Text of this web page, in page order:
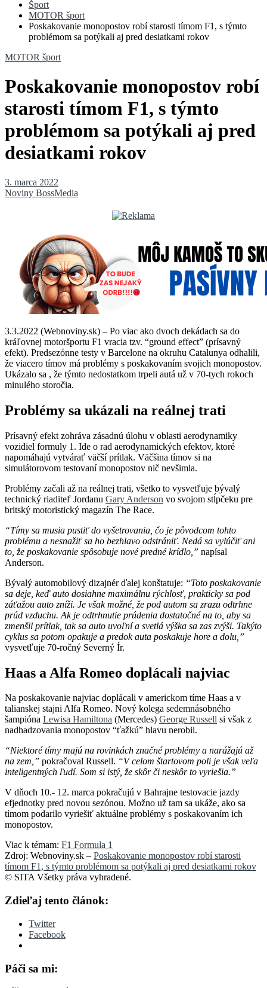
Šport
MOTOR šport
Poskakovanie monopostov robí starosti tímom F1, s týmto
problémom sa potýkali aj pred desiatkami rokov
MOTOR šport
Poskakovanie monopostov robí
starosti tímom F1, s týmto
problémom sa potýkali aj pred
desiatkami rokov
3. marca 2022
Noviny BossMedia
3.3.2022 (Webnoviny.sk) – Po viac ako dvoch dekádach sa do
kráľovnej motoršportu F1 vracia tzv. “ground effect” (prísavný
efekt). Predsezónne testy v Barcelone na okruhu Catalunya odhalili,
že viacero tímov má problémy s poskakovaním svojich monopostov.
Ukázalo sa , že týmto nedostatkom trpeli autá už v 70-tych rokoch
minulého storočia.
Problémy sa ukázali na reálnej trati
Prísavný efekt zohráva zásadnú úlohu v oblasti aerodynamiky
vozidiel formuly 1. Ide o rad aerodynamických efektov, ktoré
napomáhajú vytvárať väčší prítlak. Väčšina tímov si na
simulátorovom testovaní monopostov nič nevšimla.
Problémy začali až na reálnej trati, všetko to vysvetľuje bývalý
technický riaditeľ Jordanu Gary Anderson vo svojom stĺpčeku pre
britský motoristický magazín The Race.
“Tímy sa musia pustiť do vyšetrovania, čo je pôvodcom tohto
problému a nesnažiť sa ho bezhlavo odstrániť. Nedá sa vylúčiť ani
to, že poskakovanie spôsobuje nové predné krídlo,” napísal
Anderson.
Bývalý automobilový dizajnér ďalej konštatuje: “Toto poskakovanie
sa deje, keď auto dosiahne maximálnu rýchlosť, prakticky sa pod
záťažou auto zníži. Je však možné, že pod autom sa zrazu odtrhne
prúd vzduchu. Ak je odtrhnutie prúdenia dostatočné na to, aby sa
zmenšil prítlak, tak sa auto uvoľní a svetlá výška sa zas zvýši. Takýto
cyklus sa potom opakuje a predok auta poskakuje hore a dolu,”
vysvetľuje 70-ročný Severný Ír.
Haas a Alfa Romeo doplácali najviac
Na poskakovanie najviac doplácali v americkom tíme Haas a v
talianskej stajni Alfa Romeo. Nový kolega sedemnásobného
šampióna Lewisa Hamiltona (Mercedes) George Russell si však z
nadhadzovania monopostov “ťažkú” hlavu nerobil.
“Niektoré tímy majú na rovinkách značné problémy a narážajú až
na zem,” pokračoval Russell. “V celom štartovom poli je však veľa
inteligentných ľudí. Som si istý, že skôr či neskôr to vyriešia.”
V dňoch 10.- 12. marca pokračujú v Bahrajne testovacie jazdy
efjednotky pred novou sezónou. Možno už tam sa ukáže, ako sa
tímom podarilo vyriešiť aktuálne problémy s poskakovaním ich
monopostov.
Viac k témam: F1 Formula 1
Zdroj: Webnoviny.sk – Poskakovanie monopostov robí starosti
tímom F1, s týmto problémom sa potýkali aj pred desiatkami rokov
© SITA Všetky práva vyhradené.
Zdieľaj tento článok:
Twitter
Facebook
Páči sa mi: